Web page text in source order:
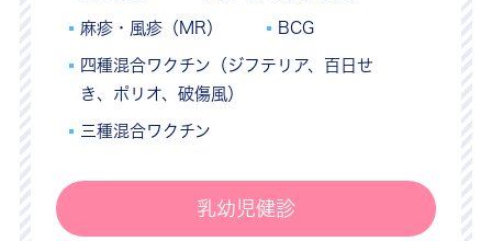
麻疹・風疹（MR） BCG
四種混合ワクチン（ジフテリア、百日せ
き、ポリオ、破傷風）
三種混合ワクチン
乳幼児健診